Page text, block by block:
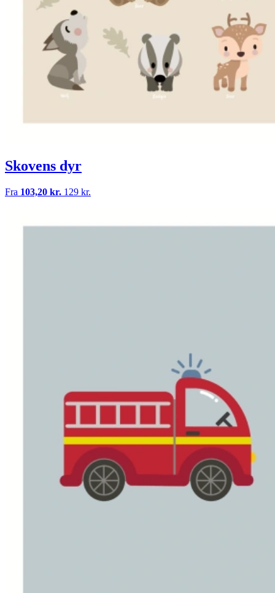
Skovens dyr
Fra 103,20 kr. 129 kr.